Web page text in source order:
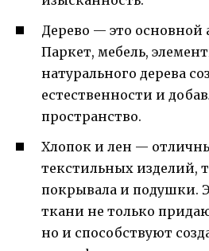
Дерево — это основной
Паркет, мебель,
натурального дерева
естественности и
пространство.
Хлопок и лен —
текстильных изделий,
покрывала и подушки.
ткани не только
но и способствуют